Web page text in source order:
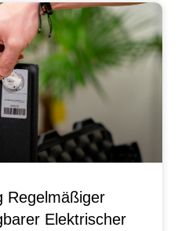
Regelmäßiger
Elektrischer